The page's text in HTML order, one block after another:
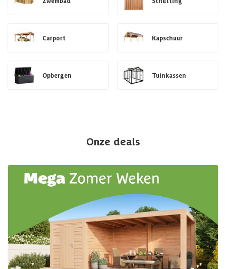
Carport Kapschuur
Opbergen Tuinkassen
Onze deals